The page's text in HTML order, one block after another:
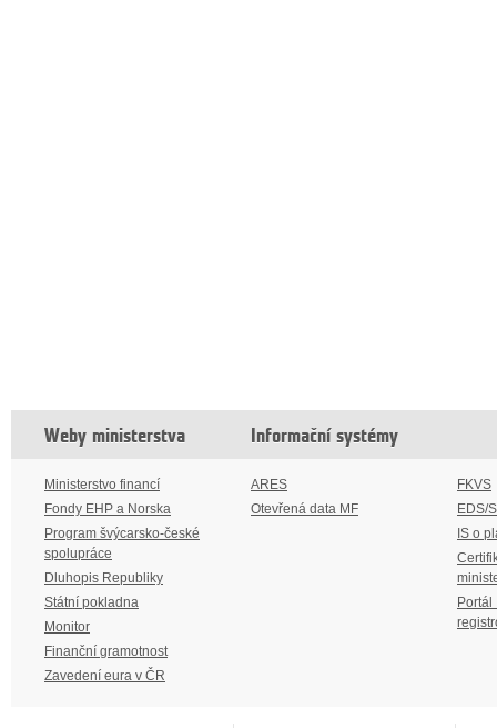
Weby ministerstva
Ministerstvo financí
Fondy EHP a Norska
Program švýcarsko-české
spolupráce
Dluhopis Republiky
Státní pokladna
Monitor
Finanční gramotnost
Zavedení eura v ČR
Informační systémy
ARES
Otevřená data MF
FKVS
EDS/
IS o
Portál